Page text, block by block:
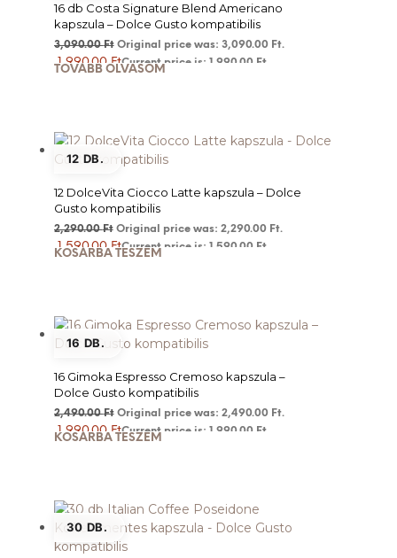
16 db Costa Signature Blend Americano
kapszula – Dolce Gusto kompatibilis
3,090.00Ft Original price was: 3,090.00 Ft.
1,990.00FtCurrent price is: 1,990.00 Ft.
TOVÁBB OLVASOM
12 DB.
12 DolceVita Ciocco Latte kapszula – Dolce
Gusto kompatibilis
2,290.00Ft Original price was: 2,290.00 Ft.
1,590.00FtCurrent price is: 1,590.00 Ft.
KOSÁRBA TESZEM
16 DB.
16 Gimoka Espresso Cremoso kapszula –
Dolce Gusto kompatibilis
2,490.00Ft Original price was: 2,490.00 Ft.
1,990.00FtCurrent price is: 1,990.00 Ft.
KOSÁRBA TESZEM
30 DB.